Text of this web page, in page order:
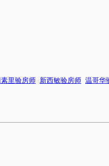
里验房师 新西敏验房师 温哥华